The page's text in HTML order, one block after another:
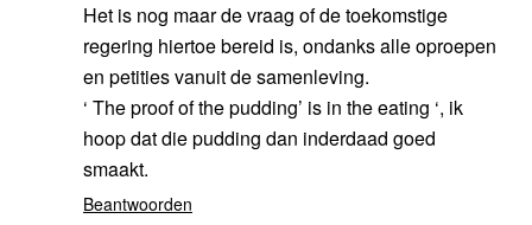
Het is nog maar de vraag of de toekomstige
regering hiertoe bereid is, ondanks alle oproepen
en petities vanuit de samenleving.
‘ The proof of the pudding’ is in the eating ‘, ik
hoop dat die pudding dan inderdaad goed
smaakt.
Beantwoorden